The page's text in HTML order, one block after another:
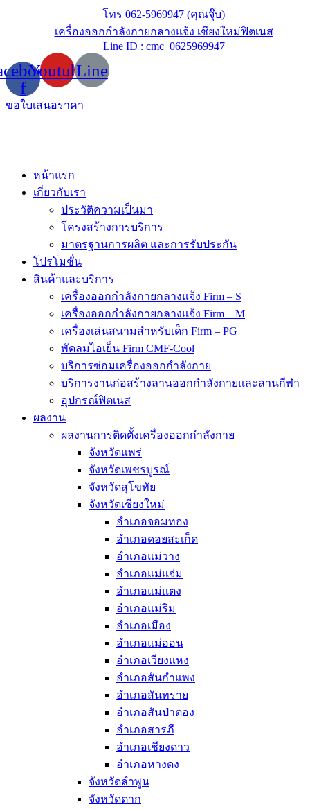
โทร 062-5969947 (คุณจุ๊บ)
เครื่องออกกำลังกายกลางแจ้ง เชียงใหม่ฟิตเนส
Line ID : cmc_0625969947
f
YoutubeLine
ขอใบเสนอราคา
หน้าแรก
เกี่ยวกับเรา
ประวัติความเป็นมา
โครงสร้างการบริการ
มาตรฐานการผลิต และการรับประกัน
โปรโมชั่น
สินค้าและบริการ
เครื่องออกกำลังกายกลางแจ้ง Firm – S
เครื่องออกกำลังกายกลางแจ้ง Firm – M
เครื่องเล่นสนามสำหรับเด็ก Firm – PG
พัดลมไอเย็น Firm CMF-Cool
บริการซ่อมเครื่องออกกำลังกาย
บริการงานก่อสร้างลานออกกำลังกายและลานกีฬา
อุปกรณ์ฟิตเนส
ผลงาน
ผลงานการติดตั้งเครื่องออกกำลังกาย
จังหวัดแพร่
จังหวัดเพชรบูรณ์
จังหวัดสุโขทัย
จังหวัดเชียงใหม่
อำเภอจอมทอง
อำเภอดอยสะเก็ด
อำเภอแม่วาง
อำเภอแม่แจ่ม
อำเภอแม่แตง
อำเภอแม่ริม
อำเภอเมือง
อำเภอแม่ออน
อำเภอเวียงแหง
อำเภอสันกำแพง
อำเภอสันทราย
อำเภอสันป่าตอง
อำเภอสารภี
อำเภอเชียงดาว
อำเภอหางดง
จังหวัดลำพูน
จังหวัดตาก